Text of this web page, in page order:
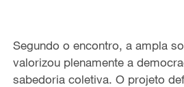
Segundo o encontro, a ampla
valorizou plenamente a
sabedoria coletiva. O projeto